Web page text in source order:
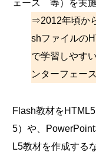
ェース 等）を実
⇒2012年頃か
shファイルの
で学習しやす
ンターフェー
Flash教材を
5）や、
L5教材を作成する